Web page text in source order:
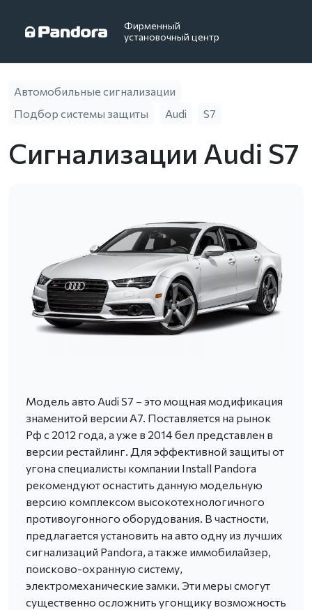
Фирменный
установочный центр
Автомобильные сигнализации
Подбор системы защиты
Audi S7
Сигнализации Audi S7
Модель авто Audi S7 – это мощная модификация
знаменитой версии A7. Поставляется на рынок
Рф с 2012 года, а уже в 2014 бел представлен в
версии рестайлинг. Для эффективной защиты от
угона специалисты компании Install Pandora
рекомендуют оснастить данную модельную
версию комплексом высокотехнологичного
противоугонного оборудования. В частности,
предлагается установить на авто одну из лучших
сигнализаций Pandora, а также иммобилайзер,
поисково-охранную систему,
электромеханические замки. Эти меры смогут
существенно осложнить угонщику возможность